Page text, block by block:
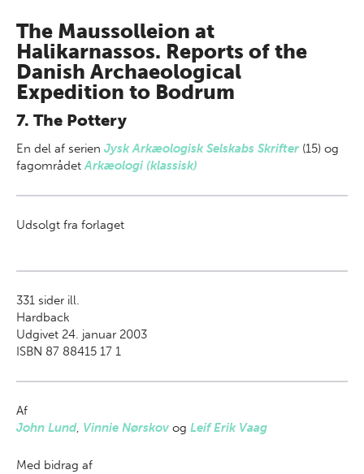
The Maussolleion at
Halikarnassos. Reports of the
Danish Archaeological
Expedition to Bodrum
7. The Pottery
En del af serien Jysk Arkæologisk Selskabs Skrifter (15) og
fagområdetArkæologi (klassisk)
Udsolgt fra forlaget
331 sider ill.
Hardback
Udgivet 24. januar 2003
ISBN 87 88415 17 1
Af
John Lund, Vinnie Nørskov og Leif Erik Vaag
Med bidrag af